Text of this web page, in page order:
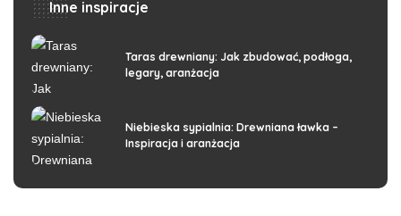
Inne inspiracje
Taras drewniany: Jak zbudować, podłoga,
legary, aranżacja
Niebieska sypialnia: Drewniana ławka –
Inspiracja i aranżacja